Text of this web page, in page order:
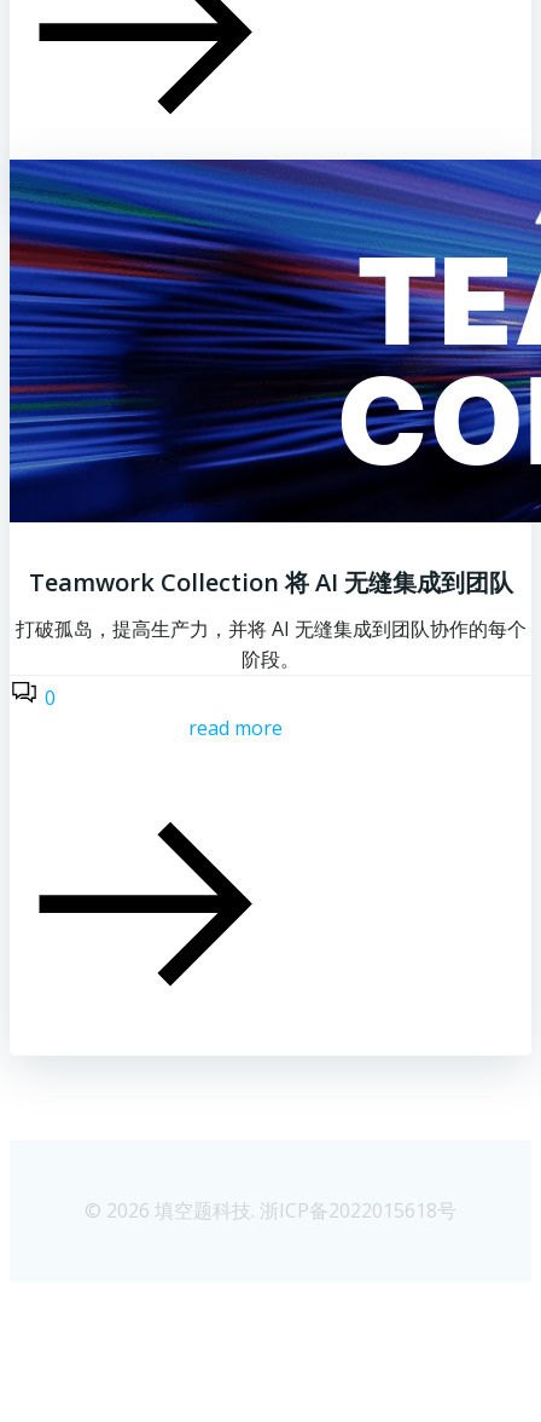
Teamwork Collection 将 AI 无缝集成到团队
打破孤岛，提高生产力，并将 AI 无缝集成到团队协作的每个
阶段。
0
read more
© 2026 填空题科技. 浙ICP备2022015618号